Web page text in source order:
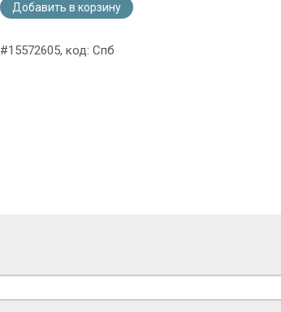
Добавить в корзину
#15572605, код: Спб